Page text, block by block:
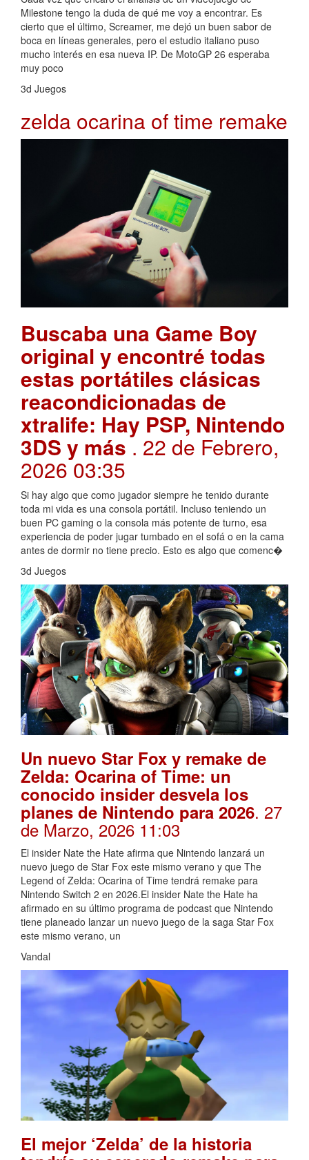
Milestone tengo la duda de qué me voy a encontrar. Es
cierto que el último, Screamer, me dejó un buen sabor de
boca en líneas generales, pero el estudio italiano puso
mucho interés en esa nueva IP. De MotoGP 26 esperaba
muy poco
3d Juegos
zelda ocarina of time remake
Buscaba una Game Boy
original y encontré todas
estas portátiles clásicas
reacondicionadas de
xtralife: Hay PSP, Nintendo
3DS y más. 22 de Febrero,
2026 03:35
Si hay algo que como jugador siempre he tenido durante
toda mi vida es una consola portátil. Incluso teniendo un
buen PC gaming o la consola más potente de turno, esa
experiencia de poder jugar tumbado en el sofá o en la cama
antes de dormir no tiene precio. Esto es algo que comenc�
3d Juegos
Un nuevo Star Fox y remake de
Zelda: Ocarina of Time: un
conocido insider desvela los
planes de Nintendo para 2026. 27
de Marzo, 2026 11:03
El insider Nate the Hate afirma que Nintendo lanzará un
nuevo juego de Star Fox este mismo verano y que The
Legend of Zelda: Ocarina of Time tendrá remake para
Nintendo Switch 2 en 2026.El insider Nate the Hate ha
afirmado en su último programa de podcast que Nintendo
tiene planeado lanzar un nuevo juego de la saga Star Fox
este mismo verano, un
Vandal
El mejor ‘Zelda’ de la historia